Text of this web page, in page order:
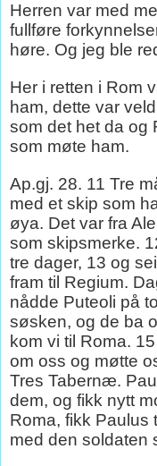
Herren var med
fullføre
høre. Og jeg ble
Her i retten i Rom
ham, dette var
som det het da og
som møte ham.
Ap.gj. 28. 11 Tre
med et skip som
øya. Det var fra
som skipsmerke.
tre dager, 13 og
fram til Regium.
nådde Puteoli på
søsken, og de ba
kom vi til Roma.
om oss og møtte
Tres Tabernæ.
dem, og fikk nytt
Roma, fikk Paulus
med den soldaten